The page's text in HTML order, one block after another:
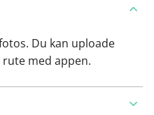
Du kan uploade
med appen.